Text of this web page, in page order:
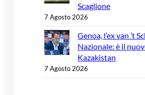
Scaglione
7 Agosto 2026
Genoa, l’ex van ’t
Nazionale: è il
Kazakistan
7 Agosto 2026